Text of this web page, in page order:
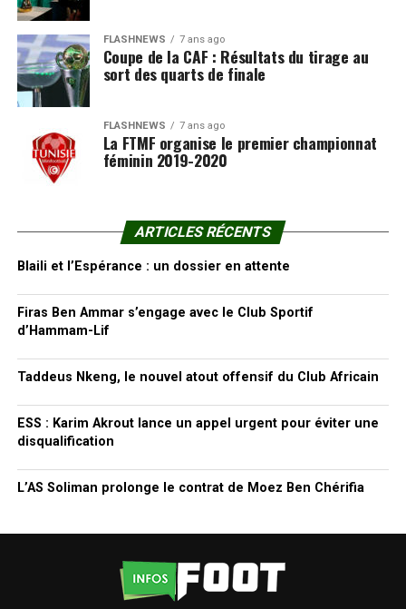
FLASHNEWS 7 ans ago
Coupe de la CAF : Résultats du tirage au
sort des quarts de finale
FLASHNEWS 7 ans ago
La FTMF organise le premier championnat
féminin 2019-2020
ARTICLES RÉCENTS
Blaili et l’Espérance : un dossier en attente
Firas Ben Ammar s’engage avec le Club Sportif
d’Hammam-Lif
Taddeus Nkeng, le nouvel atout offensif du Club Africain
ESS : Karim Akrout lance un appel urgent pour éviter une
disqualification
L’AS Soliman prolonge le contrat de Moez Ben Chérifia